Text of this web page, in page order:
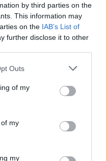
by third parties on the
This information may
on the IAB’s List of
further disclose it to other
Outs
of my
my
my
αργά, σε μια
Αυτό σημαίνει
πάνω από τον
τον εαυτό του ως
, αλλά πλέον
αφού την
αστέρι στον Βορρά .